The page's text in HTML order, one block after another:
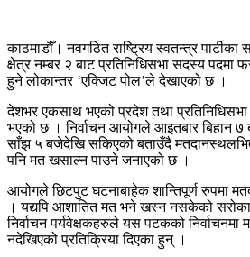
काठमाडौँ। नवगठित राष्ट्रिय स्वतन्त्र पार्टीका
क्षेत्र नम्बर २ बाट प्रतिनिधिसभा सदस्य पदमा
हुने लोकान्तर ‘एक्जिट पोल’ले देखाएको छ ।
देशभर एकसाथ भएको प्रदेश तथा प्रतिनिधिसभा
भएको छ । निर्वाचन आयोगले आइतबार बिहान
साँझ ५ बजेदेखि सकिएको बताउँदै
पनि मत खसाल्न पाउने जनाएको छ ।
आयोगले छिटपुट घटनाबाहेक शान्तिपूर्ण रुपमा
। यद्यपि आशातित मत भने खस्न नसकेको
निर्वाचन पर्यवेक्षकहरुले यस पटकको निर्वाचनमा
नदेखिएको प्रतिक्रिया दिएका हुन् ।